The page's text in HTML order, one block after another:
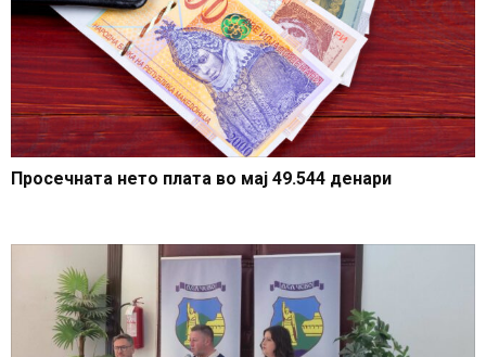
Просечната нето плата во мај 49.544 денари